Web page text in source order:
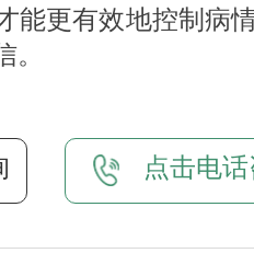
能更有效地控制病
点击电